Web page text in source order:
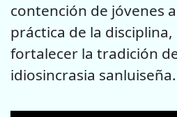
contención de jóvenes
práctica de la
fortalecer la tradición
idiosincrasia sanluiseña.